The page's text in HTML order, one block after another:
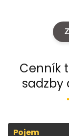
Cenník
sadzby
Pojem